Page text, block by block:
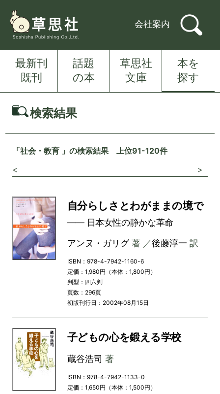
会社案内
最新刊
既刊
話題
の本
草思社
文庫
本を
探す
検索結果
「社会・教育 」の検索結果 上位91-120件
<
>
自分らしさとわがままの境で
―― 日本女性の静かな革命
アンヌ・ガリグ著 ／後藤淳一 訳
ISBN：978-4-7942-1160-6
定価：1,980円（本体：1,800円）
判型：四六判
頁数：296頁
初版刊行日：2002年08月15日
子どもの心を鍛える学校
蔵谷浩司 著
ISBN：978-4-7942-1133-0
定価：1,650円（本体：1,500円）